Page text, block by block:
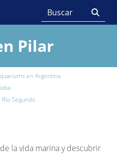
Pilar
en Argentina
Segundo
la vida marina y descubrir